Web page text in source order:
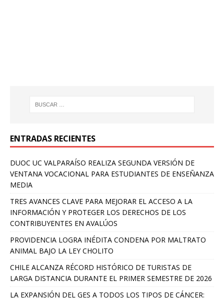
ENTRADAS RECIENTES
DUOC UC VALPARAÍSO REALIZA SEGUNDA VERSIÓN DE
VENTANA VOCACIONAL PARA ESTUDIANTES DE ENSEÑANZA
MEDIA
TRES AVANCES CLAVE PARA MEJORAR EL ACCESO A LA
INFORMACIÓN Y PROTEGER LOS DERECHOS DE LOS
CONTRIBUYENTES EN AVALÚOS
PROVIDENCIA LOGRA INÉDITA CONDENA POR MALTRATO
ANIMAL BAJO LA LEY CHOLITO
CHILE ALCANZA RÉCORD HISTÓRICO DE TURISTAS DE
LARGA DISTANCIA DURANTE EL PRIMER SEMESTRE DE 2026
LA EXPANSIÓN DEL GES A TODOS LOS TIPOS DE CÁNCER: